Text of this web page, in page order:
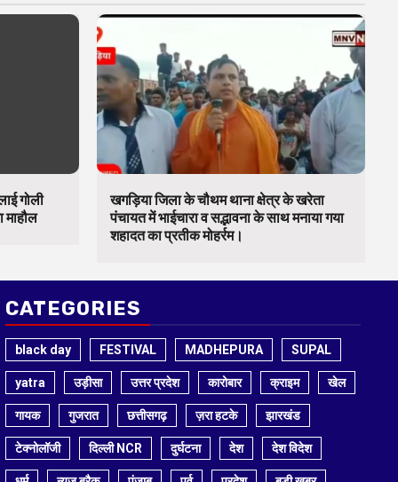
गोली
माहौल
खगड़िया जिला के चौथम थाना क्षेत्र के खरेता
पंचायत में भाईचारा व सद्भावना के साथ मनाया गया
शहादत का प्रतीक मोहर्रम।
CATEGORIES
black day FESTIVAL MADHEPURA SUPAL
yatra उड़ीसा उत्तर प्रदेश कारोबार क्राइम खेल
गायक गुजरात छत्तीसगढ़ ज़रा हटके झारखंड
टेक्नोलॉजी दिल्ली NCR दुर्घटना देश देश विदेश